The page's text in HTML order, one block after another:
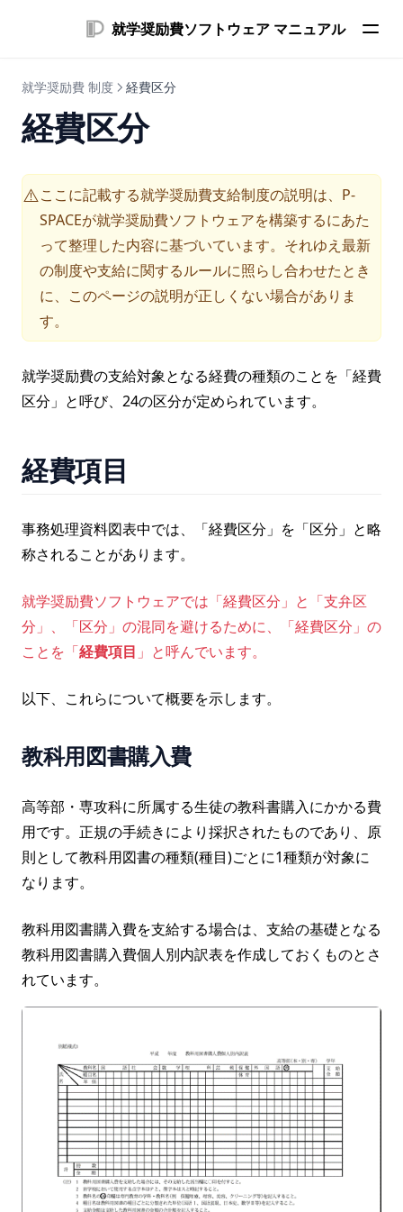
就学奨励費ソフトウェア マニュアル
就学奨励費 制度 経費区分
経費区分
⚠️ここに記載する就学奨励費支給制度の説明は、P-
SPACEが就学奨励費ソフトウェアを構築するにあた
って整理した内容に基づいています。それゆえ最新
の制度や支給に関するルールに照らし合わせたとき
に、このページの説明が正しくない場合がありま
す。
就学奨励費の支給対象となる経費の種類のことを「経費
区分」と呼び、24の区分が定められています。
経費項目
事務処理資料図表中では、「経費区分」を「区分」と略
称されることがあります。
就学奨励費ソフトウェアでは「経費区分」と「支弁区
分」、「区分」の混同を避けるために、「経費区分」の
ことを「経費項目 」と呼んでいます。
以下、これらについて概要を示します。
教科用図書購入費
高等部・専攻科に所属する生徒の教科書購入にかかる費
用です。正規の手続きにより採択されたものであり、原
則として教科用図書の種類(種目)ごとに1種類が対象に
なります。
教科用図書購入費を支給する場合は、支給の基礎となる
教科用図書購入費個人別内訳表を作成しておくものとさ
れています。